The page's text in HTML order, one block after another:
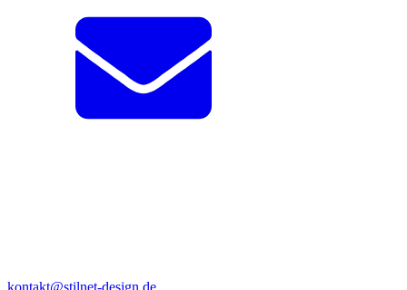
kontakt@stilnet-design.de